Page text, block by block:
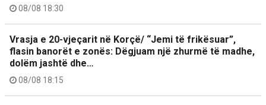
08/08 18:30
Vrasja e 20-vjeçarit në Korçë/ “Jemi të frikësuar”,
flasin banorët e zonës: Dëgjuam një zhurmë të madhe,
dolëm jashtë dhe…
08/08 18:15